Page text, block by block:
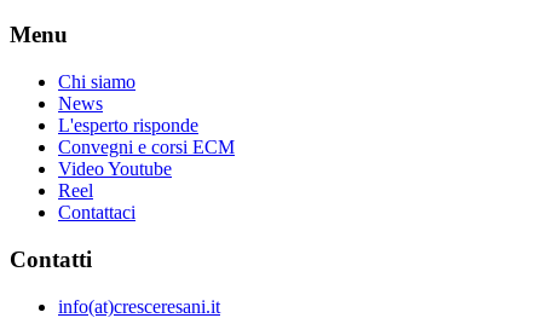
Menu
Chi siamo
News
L'esperto risponde
Convegni e corsi ECM
Video Youtube
Reel
Contattaci
Contatti
info(at)cresceresani.it